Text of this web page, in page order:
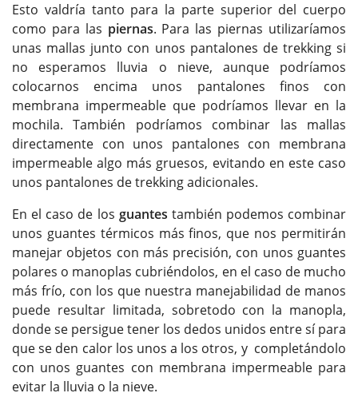
Esto valdría tanto para la parte superior del cuerpo
como para las piernas. Para las piernas utilizaríamos
unas mallas junto con unos pantalones de trekking si
no esperamos lluvia o nieve, aunque podríamos
colocarnos encima unos pantalones finos con
membrana impermeable que podríamos llevar en la
mochila. También podríamos combinar las mallas
directamente con unos pantalones con membrana
impermeable algo más gruesos, evitando en este caso
unos pantalones de trekking adicionales.
En el caso de los guantes también podemos combinar
unos guantes térmicos más finos, que nos permitirán
manejar objetos con más precisión, con unos guantes
polares o manoplas cubriéndolos, en el caso de mucho
más frío, con los que nuestra manejabilidad de manos
puede resultar limitada, sobretodo con la manopla,
donde se persigue tener los dedos unidos entre sí para
que se den calor los unos a los otros, y completándolo
con unos guantes con membrana impermeable para
evitar la lluvia o la nieve.